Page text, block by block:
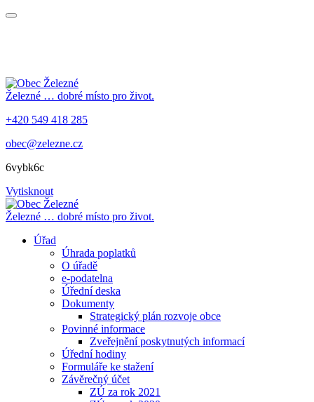
Železné … dobré místo pro život.
+420 549 418 285
obec@zelezne.cz
6vybk6c
Vytisknout
Železné … dobré místo pro život.
Úřad
Úhrada poplatků
O úřadě
e-podatelna
Úřední deska
Dokumenty
Strategický plán rozvoje obce
Povinné informace
Zveřejnění poskytnutých informací
Úřední hodiny
Formuláře ke stažení
Závěrečný účet
ZÚ za rok 2021